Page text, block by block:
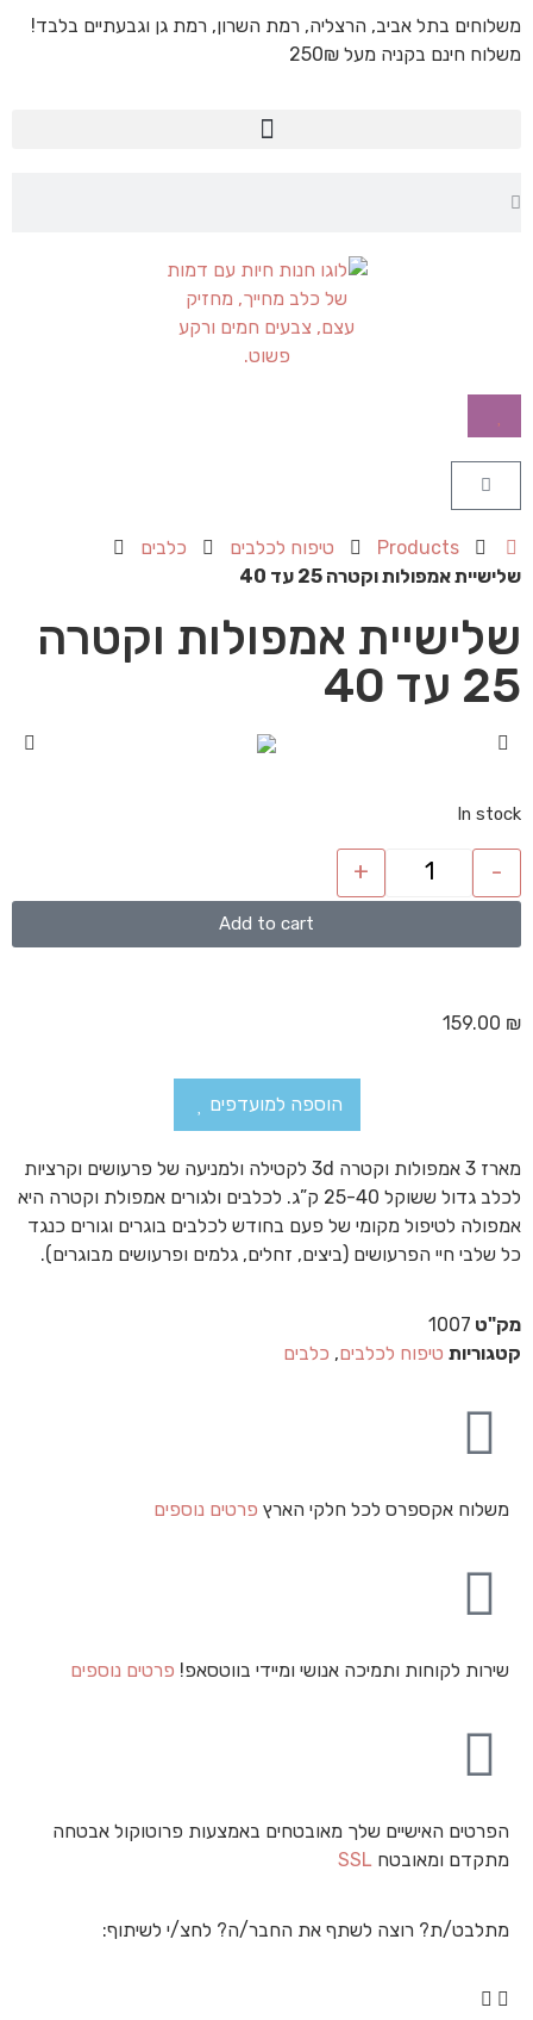
משלוחים בתל אביב, הרצליה, רמת השרון, רמת גן וגבעתיים בלבד!
משלוח חינם בקניה מעל 250₪
Products טיפוח לכלבים
כלבים
שלישיית אמפולות וקטרה 25 עד 40
שלישיית אמפולות וקטרה
25 עד 40
In stock
-
+
Add to cart
159.00 ₪
הוספה למועדפים
מארז 3 אמפולות וקטרה 3d לקטילה ולמניעה של פרעושים וקרציות
לכלב גדול ששוקל 25-40 ק”ג. לכלבים ולגורים אמפולת וקטרה היא
אמפולה לטיפול מקומי של פעם בחודש לכלבים בוגרים וגורים כנגד
כל שלבי חיי הפרעושים (ביצים, זחלים, גלמים ופרעושים מבוגרים).
מק"ט 1007
קטגוריות טיפוח לכלבים, כלבים
משלוח אקספרס לכל חלקי הארץ פרטים נוספים
שירות לקוחות ותמיכה אנושי ומיידי בווטסאפ! פרטים נוספים
הפרטים האישיים שלך מאובטחים באמצעות פרוטוקול אבטחה
מתקדם ומאובטח SSL
מתלבט/ת? רוצה לשתף את החבר/ה? לחצ/י לשיתוף: